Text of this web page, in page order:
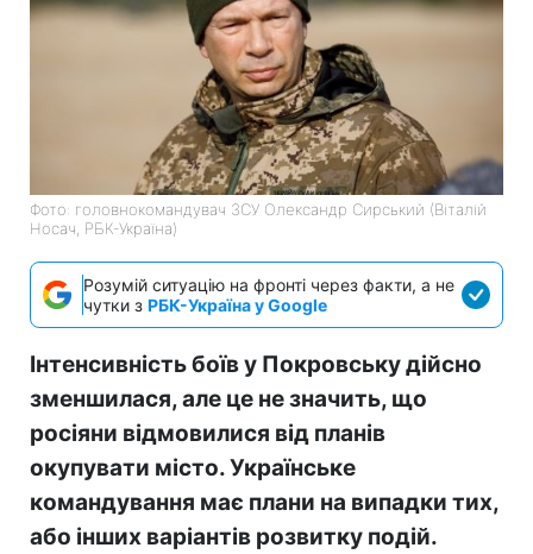
Фото: головнокомандувач ЗСУ Олександр Сирський (Віталій
Носач, РБК-Україна)
Розумій ситуацію на фронті через факти, а не
чутки з РБК-Україна у Google
Інтенсивність боїв у Покровську дійсно
зменшилася, але це не значить, що
росіяни відмовилися від планів
окупувати місто. Українське
командування має плани на випадки тих,
або інших варіантів розвитку подій.